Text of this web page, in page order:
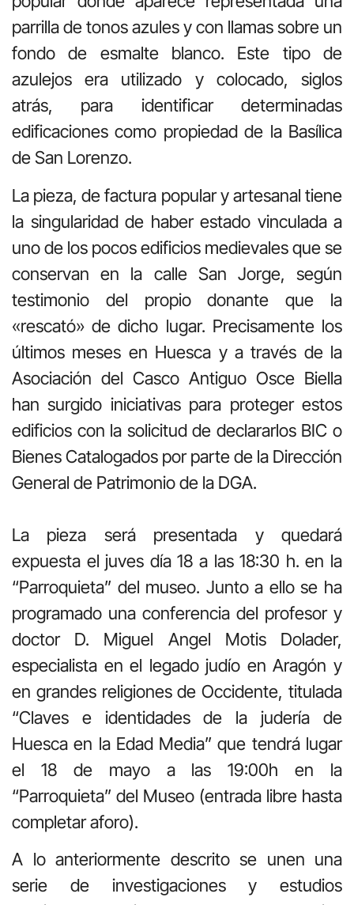
parrilla de tonos azules y con llamas sobre un
fondo de esmalte blanco. Este tipo de
azulejos era utilizado y colocado, siglos
atrás, para identificar determinadas
edificaciones como propiedad de la Basílica
de San Lorenzo.
La pieza, de factura popular y artesanal tiene
la singularidad de haber estado vinculada a
uno de los pocos edificios medievales que se
conservan en la calle San Jorge, según
testimonio del propio donante que la
«rescató» de dicho lugar. Precisamente los
últimos meses en Huesca y a través de la
Asociación del Casco Antiguo Osce Biella
han surgido iniciativas para proteger estos
edificios con la solicitud de declararlos BIC o
Bienes Catalogados por parte de la Dirección
General de Patrimonio de la DGA.
La pieza será presentada y quedará
expuesta el juves día 18 a las 18:30 h. en la
“Parroquieta” del museo. Junto a ello se ha
programado una conferencia del profesor y
doctor D. Miguel Angel Motis Dolader,
especialista en el legado judío en Aragón y
en grandes religiones de Occidente, titulada
“Claves e identidades de la judería de
Huesca en la Edad Media” que tendrá lugar
el 18 de mayo a las 19:00h en la
“Parroquieta” del Museo (entrada libre hasta
completar aforo).
A lo anteriormente descrito se unen una
serie de investigaciones y estudios